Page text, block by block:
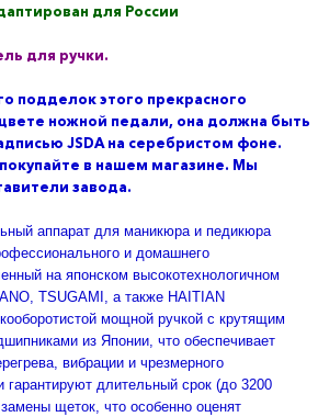
для России
для ручки.
подделок этого прекрасного
ножной педали, она должна быть
JSDA на серебристом фоне.
в нашем магазине. Мы
завода.
аппарат для маникюра и педикюра
и домашнего
на японском высокотехнологичном
TSUGAMI, а также HAITIAN
мощной ручкой с крутящим
из Японии, что обеспечивает
вибрации и чрезмерного
длительный срок (до 3200
щеток, что особенно оценят